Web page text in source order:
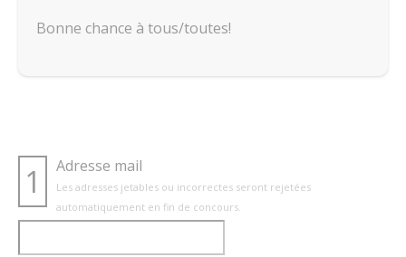
Bonne chance à tous/toutes!
1 Adresse mail
Les adresses jetables ou incorrectes seront rejetées
automatiquement en fin de concours.